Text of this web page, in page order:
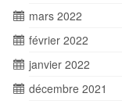
mars 2022
février 2022
janvier 2022
décembre 2021